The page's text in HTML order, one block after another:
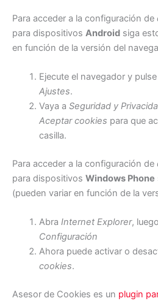
Para acceder a la configuración de
para dispositivos Android siga
en función de la versión del
Ejecute el navegador y
Ajustes.
Vaya a Seguridad y
Aceptar cookies para que
casilla.
Para acceder a la configuración de
para dispositivos Windows Phone
(pueden variar en función de la
Abra Internet Explorer, luego
Configuración
Ahora puede activar o
cookies.
Asesor de Cookies es un plugin